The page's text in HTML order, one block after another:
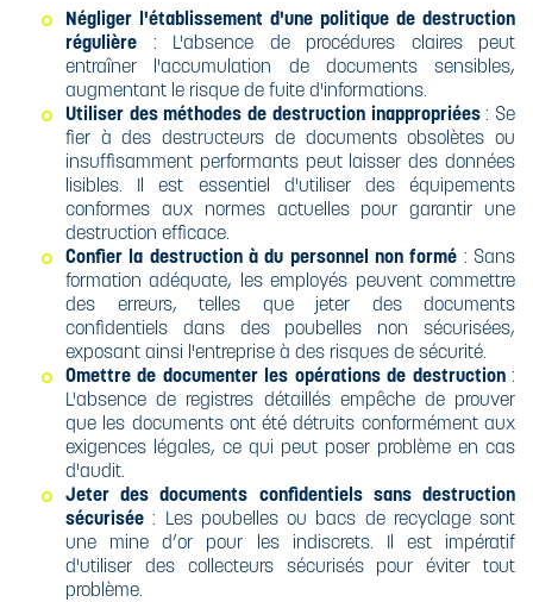
Négliger l'établissement d'une politique de destruction
régulière : L'absence de procédures claires peut
entraîner l'accumulation de documents sensibles,
augmentant le risque de fuite d'informations.​
Utiliser des méthodes de destruction inappropriées: Se
fier à des destructeurs de documents obsolètes ou
insuffisamment performants peut laisser des données
lisibles. Il est essentiel d'utiliser des équipements
conformes aux normes actuelles pour garantir une
destruction efficace.​
Confier la destruction à du personnel non formé : Sans
formation adéquate, les employés peuvent commettre
des erreurs, telles que jeter des documents
confidentiels dans des poubelles non sécurisées,
exposant ainsi l'entreprise à des risques de sécurité.
Omettre de documenter les opérations de destruction:
L'absence de registres détaillés empêche de prouver
que les documents ont été détruits conformément aux
exigences légales, ce qui peut poser problème en cas
d'audit.​
Jeter des documents confidentiels sans destruction
sécurisée : Les poubelles ou bacs de recyclage sont
une mine d’or pour les indiscrets. Il est impératif
d'utiliser des collecteurs sécurisés pour éviter tout
problème.